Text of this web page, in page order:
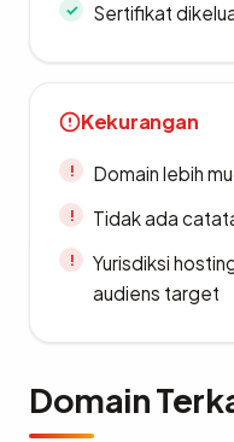
Sertifikat
Kekurangan
Domain lebih
Tidak ada
Yurisdiksi
audiens target
Domain